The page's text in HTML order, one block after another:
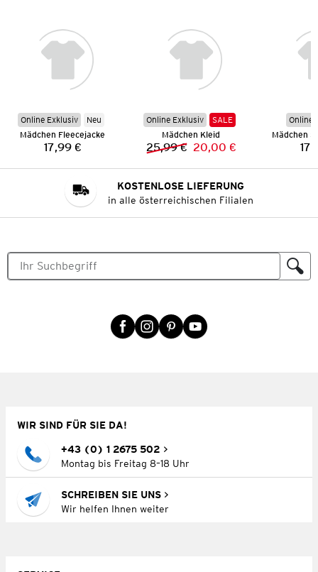
Online Exklusiv
Neu
Mädchen Fleecejacke
Preis:
17,99 €
Online Exklusiv
SALE
Mädchen Kleid
Vorheriger Preis:
25,99 € Neuer Preis:
20,00 €
Online
KOSTENLOSE LIEFERUNG
in alle österreichischen Filialen
WIR SIND FÜR SIE DA!
+43 (0) 1 2675 502
Montag bis Freitag 8–18 Uhr
SCHREIBEN SIE UNS
Wir helfen Ihnen weiter